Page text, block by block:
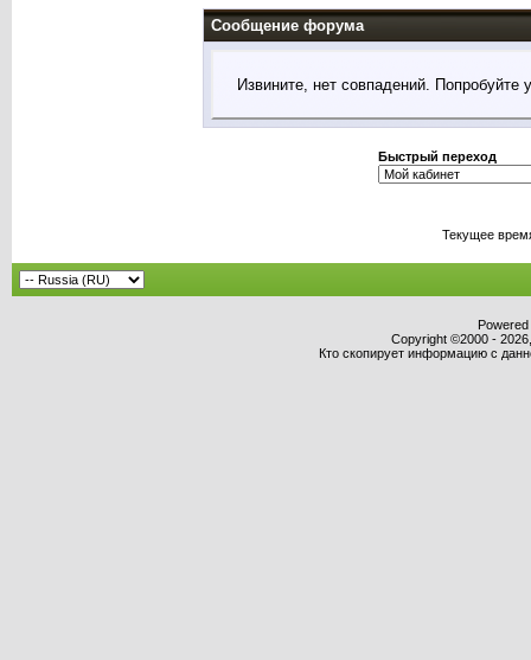
Сообщение форума
Извините, нет совпадений. Попробуйте
Быстрый переход
Текущее
Copyright ©2000 -
Кто скопирует информацию с